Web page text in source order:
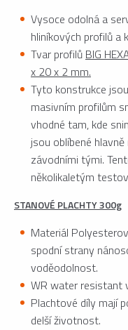
Vysoce odolná a
hliníkových profilů a
Tvar profilů BIG
x 20 x 2 mm.
Tyto konstrukce
masivním profilům
vhodné tam, kde
jsou oblíbené
závodními tými.
několikaletým
STANOVÉ PLACHTY 300g
Materiál
spodní strany
voděodolnost.
WR water resistant
Plachtové díly mají
delší životnost.